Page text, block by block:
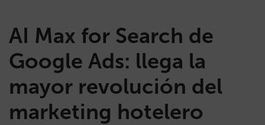
AI Max for Search de
Google Ads: llega la
mayor revolución del
marketing hotelero